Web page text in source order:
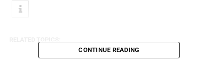
CONTINUE READING